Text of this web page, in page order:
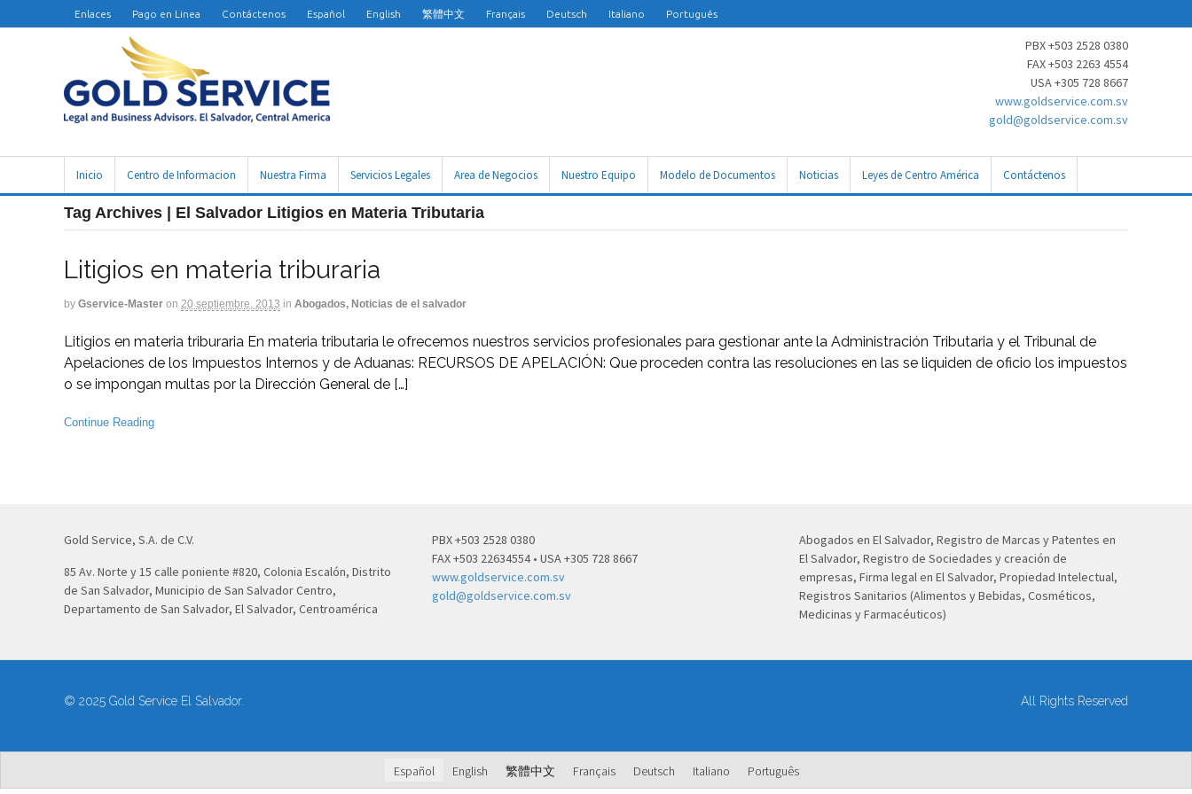
Enlaces Pago en Linea Contáctenos Español English 繁體中文 Français Deutsch Italiano Português
PBX +503 2528 0380
FAX +503 2263 4554
USA +305 728 8667
www.goldservice.com.sv
gold@goldservice.com.sv
Inicio Centro de Informacion Nuestra Firma Servicios Legales Area de Negocios Nuestro Equipo Modelo de Documentos Noticias Leyes de Centro América Contáctenos
Tag Archives | El Salvador Litigios en Materia Tributaria
Litigios en materia triburaria
by Gservice-Master on 20 septiembre, 2013 in Abogados, Noticias de el salvador
Litigios en materia triburaria En materia tributaria le ofrecemos nuestros servicios profesionales para gestionar ante la Administración Tributaria y el Tribunal de
Apelaciones de los Impuestos Internos y de Aduanas: RECURSOS DE APELACIÓN: Que proceden contra las resoluciones en las se liquiden de oficio los impuestos
o se impongan multas por la Dirección General de […]
Continue Reading
Gold Service, S.A. de C.V.
85 Av. Norte y 15 calle poniente #820, Colonia Escalón, Distrito
de San Salvador, Municipio de San Salvador Centro,
Departamento de San Salvador, El Salvador, Centroamérica
PBX +503 2528 0380
FAX +503 22634554 • USA +305 728 8667
www.goldservice.com.sv
gold@goldservice.com.sv
Abogados en El Salvador, Registro de Marcas y Patentes en
El Salvador, Registro de Sociedades y creación de
empresas, Firma legal en El Salvador, Propiedad Intelectual,
Registros Sanitarios (Alimentos y Bebidas, Cosméticos,
Medicinas y Farmacéuticos)
© 2025 Gold Service El Salvador. All Rights Reserved
Español English 繁體中文 Français Deutsch Italiano Português